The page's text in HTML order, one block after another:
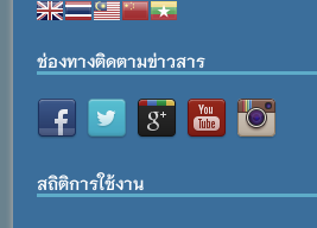
ช่องทางติดตามข่าวสาร
สถิติการใช้งาน